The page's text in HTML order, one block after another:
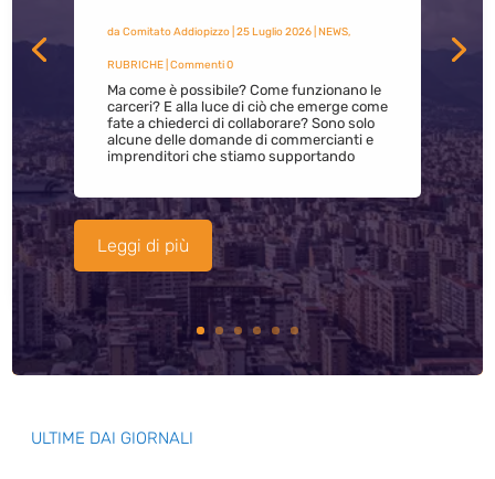
da Comitato Addiopizzo| 25 Luglio 2026| NEWS,
RUBRICHE| Commenti 0
Ma come è possibile? Come funzionano le
carceri? E alla luce di ciò che emerge come
fate a chiederci di collaborare? Sono solo
alcune delle domande di commercianti e
imprenditori che stiamo supportando
Leggi di più
ULTIME DAI GIORNALI